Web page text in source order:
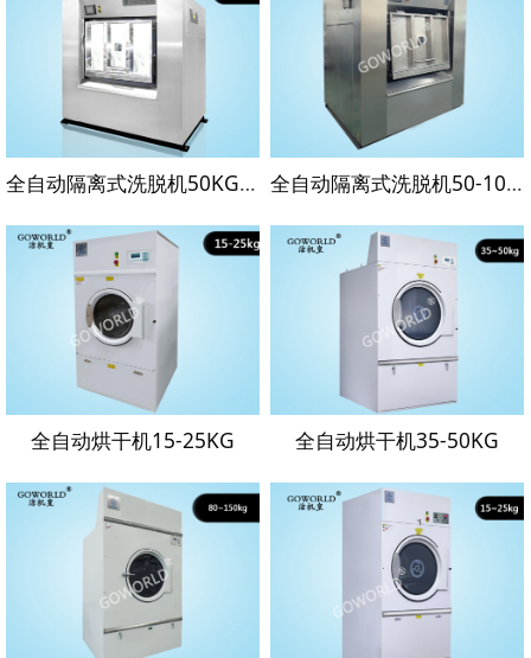
全自动隔离式洗脱机50KG|医院洗衣房设备|广东洗涤设备 全自动隔离式洗脱机50-100公斤
全自动烘干机15-25KG 全自动烘干机35-50KG